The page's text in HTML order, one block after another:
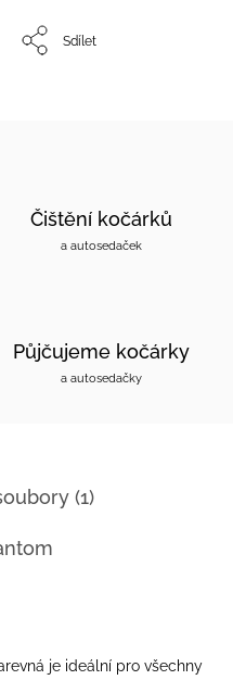
Sdílet
Čištění kočárků
a autosedaček
Půjčujeme kočárky
a autosedačky
(1)
je ideální pro všechny